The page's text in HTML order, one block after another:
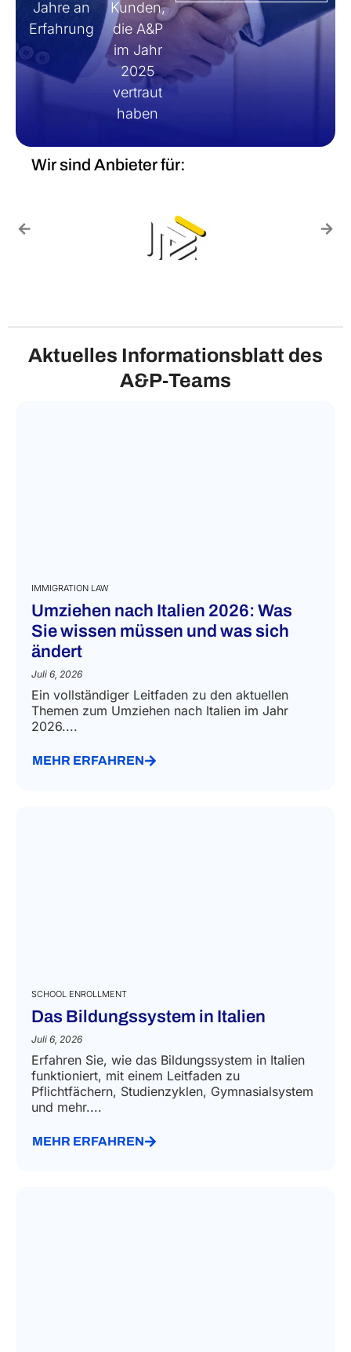
Jahre an
Erfahrung
Kunden,
die A&P
im Jahr
2025
vertraut
haben
Wir sind Anbieter für:
Aktuelles Informationsblatt des
A&P‑Teams
IMMIGRATION LAW
Umziehen nach Italien 2026: Was
Sie wissen müssen und was sich
ändert
Juli 6, 2026
Ein vollständiger Leitfaden zu den aktuellen
Themen zum Umziehen nach Italien im Jahr
2026....
MEHR ERFAHREN
SCHOOL ENROLLMENT
Das Bildungssystem in Italien
Juli 6, 2026
Erfahren Sie, wie das Bildungssystem in Italien
funktioniert, mit einem Leitfaden zu
Pflichtfächern, Studienzyklen, Gymnasialsystem
und mehr....
MEHR ERFAHREN